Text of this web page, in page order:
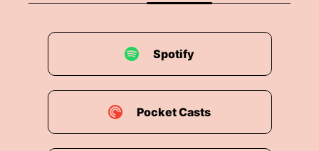
Spotify
Pocket Casts